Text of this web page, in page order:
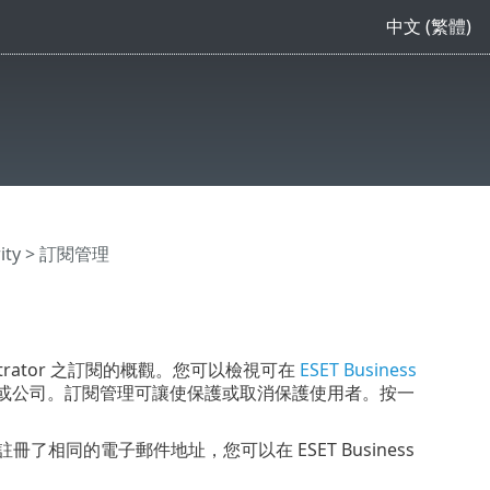
中文 (繁體)
> 訂閱管理
之訂閱的概觀。您可以檢視可在 ESET Business
司。訂閱管理可讓使保護或取消保護使用者。按一
了相同的電子郵件地址，您可以在 ESET Business